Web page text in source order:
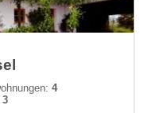
4
3